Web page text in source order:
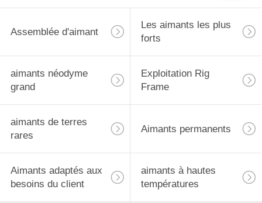
Assemblée d'aimant
Les aimants les plus
forts
aimants néodyme
grand
Exploitation Rig
Frame
aimants de terres
rares
Aimants permanents
Aimants adaptés aux
besoins du client
aimants à hautes
températures